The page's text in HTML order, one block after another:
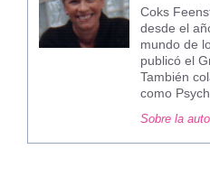
Coks
desde el
mundo de
publicó el
También
como
Sobre la